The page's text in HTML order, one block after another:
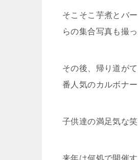
そこそこ芋煮とバ
らの集合写真も撮
その後、帰り道が
番人気のカルボナ
子供達の満足気な
来年は何処で開催